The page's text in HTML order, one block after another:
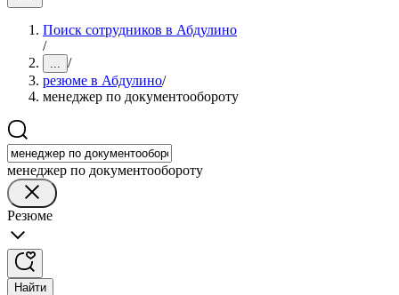
Поиск сотрудников в Абдулино
/
... /
резюме в Абдулино/
менеджер по документообороту
менеджер по документообороту
Резюме
Найти